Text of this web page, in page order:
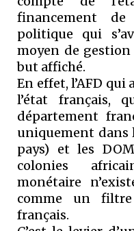
financement de
politique qui
moyen de
but affiché.
En effet, l’AFD
l’état français,
département
uniquement dans
pays) et les
colonies
monétaire
comme un filtre
français.